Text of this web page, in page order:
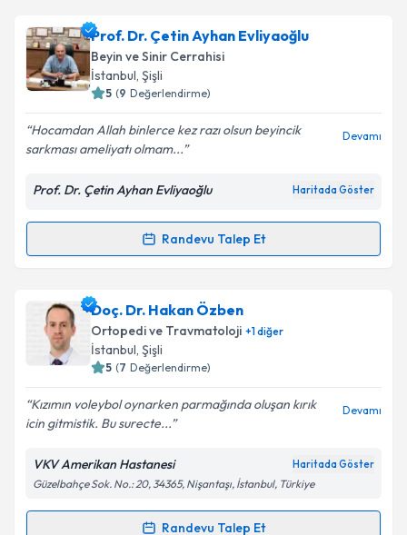
için bir takvim hazırlandığında e-posta ile
bilgilendireceğiz.
E-posta Adresiniz
Metni'ni okudum ve kişisel verilerimin belirtilen
Prof. Dr. Çetin Ayhan Evliyaoğlu
Beyin ve Sinir Cerrahisi
İstanbul, Şişli
5 (9 Değerlendirme)
Hocamdan Allah binlerce kez razı olsun beyincik
sarkması ameliyatı olmam...
Devamı
Prof. Dr. Çetin Ayhan Evliyaoğlu Haritada Göster
Randevu Talep Et
Randevu Takvimi Talebi
Prof. Dr. Çetin Ayhan Evliyaoğlu
takvimi talebi oluşturun. Size bu uzmandan randevu
almanız için bir takvim hazırlandığında e-posta ile
bilgilendireceğiz.
E-posta Adresiniz
Kişisel verilerimin işlenmesine ilişkinAydınlatma
Metni'ni okudum ve kişisel verilerimin belirtilen
kapsamda işlenmesini kabul ediyorum.
Doç. Dr. Hakan Özben
Ortopedi ve Travmatoloji +1diğer
İstanbul, Şişli
5 (7 Değerlendirme)
Kızımın voleybol oynarken parmağında oluşan kırık
icin gitmistik. Bu surecte...
Devamı
VKV Amerikan Hastanesi Haritada Göster
Güzelbahçe Sok. No.: 20, 34365, Nişantaşı, İstanbul, Türkiye
Randevu Talep Et